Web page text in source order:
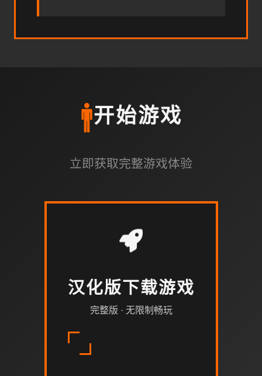
🚹开始游戏
立即获取完整游戏体验
汉化版下载游戏
完整版 · 无限制畅玩